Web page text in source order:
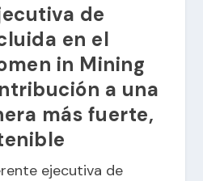
de
en el
in Mining
a una
más fuerte,
ejecutiva de